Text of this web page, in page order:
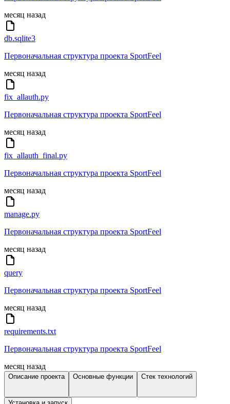
месяц назад
db.sqlite3
Первоначальная структура проекта SportFeel
месяц назад
fix_allauth.py
Первоначальная структура проекта SportFeel
месяц назад
fix_allauth_final.py
Первоначальная структура проекта SportFeel
месяц назад
manage.py
Первоначальная структура проекта SportFeel
месяц назад
query
Первоначальная структура проекта SportFeel
месяц назад
requirements.txt
Первоначальная структура проекта SportFeel
месяц назад
Описание проекта Основные функции Стек технологий